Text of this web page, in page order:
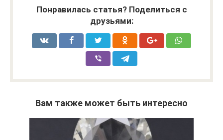
Понравилась статья? Поделиться с
друзьями:
Вам также может быть интересно